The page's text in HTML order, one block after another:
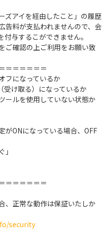
ズアイを経由したこと」の履歴
告料が支払われませんので、会
与するこができません。
ご確認の上ご利用をお願い致
＝＝＝＝＝＝
フになっているか
受け取る）になっているか
ールを使用していない状態か
がONになっている場合、OFF
＝＝＝＝＝＝
、正常な動作は保証いたしか
security